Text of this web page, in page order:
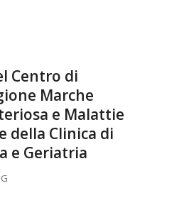
Centro di
Marche
e Malattie
della Clinica di
e Geriatria